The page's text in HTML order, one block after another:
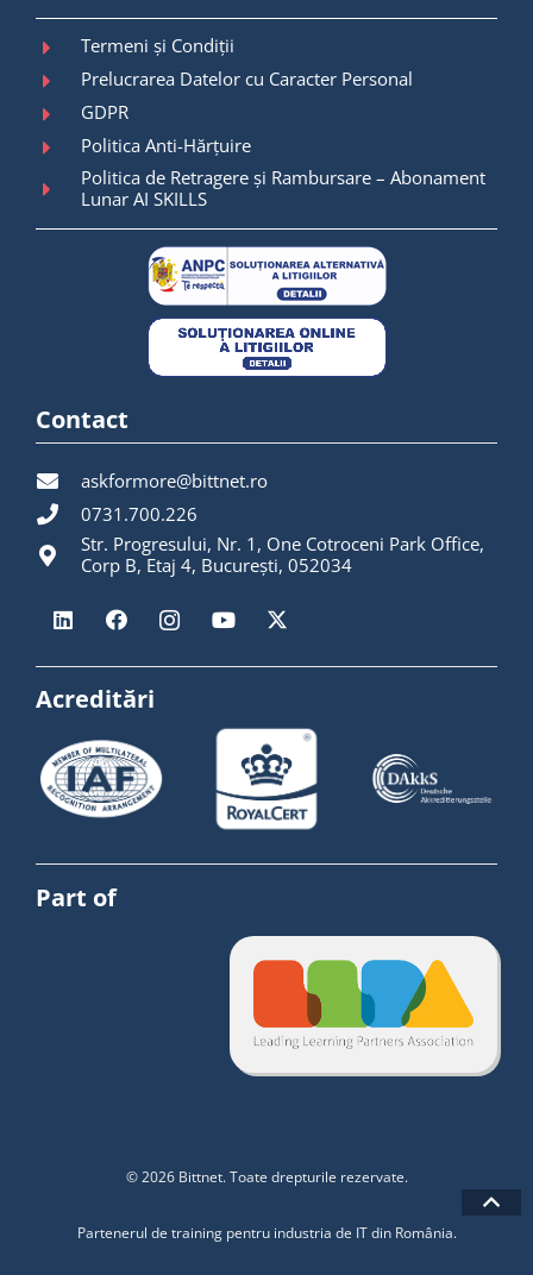
Termeni și Condiții
Prelucrarea Datelor cu Caracter Personal
GDPR
Politica Anti-Hărțuire
Politica de Retragere și Rambursare – Abonament
Lunar AI SKILLS
Contact
askformore@bittnet.ro
0731.700.226
Str. Progresului, Nr. 1, One Cotroceni Park Office,
Corp B, Etaj 4, București, 052034
Acreditări
Part of
© 2026 Bittnet. Toate drepturile rezervate.
Partenerul de training pentru industria de IT din România.